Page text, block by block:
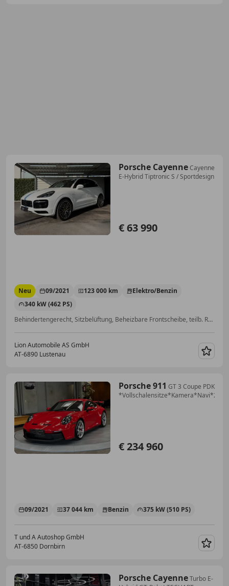
Porsche CayenneCayenne
E-Hybrid Tiptronic S / Sportdesign
€ 63 990
Neu 09/2021 123 000 km
Elektro/Benzin
340 kW (462 PS)
Behindertengerecht, Sitzbelüftung, Beheizbare Frontscheibe, teilb. Rücksitzbank, Gepäckraumabtrennung, Luftfederung, Sportfahrwerk, 360° Kamera
Lion Automobile AS GmbH
AT-6890 Lustenau
Porsche 911 GT 3 Coupe PDK
*Vollschalensitze*Kamera*Navi*20Zol
€ 234 960
09/2021 37 044 km Benzin 375 kW (510 PS)
T und A Autoshop GmbH
AT-6850 Dornbirn
Porsche CayenneTurbo E-